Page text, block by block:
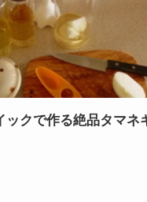
ックで作る絶品タマネ